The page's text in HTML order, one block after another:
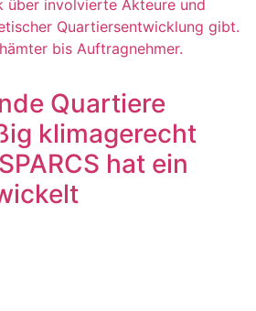
Quartiere
klimagerecht
hat ein